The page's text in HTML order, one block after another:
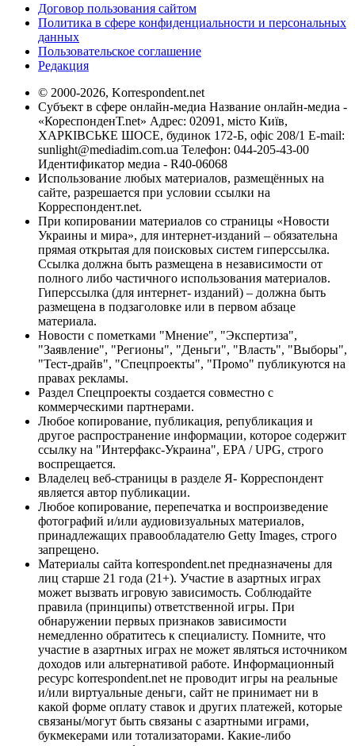
Договор пользования сайтом
Политика в сфере конфиденциальности и персональных
данных
Пользовательское соглашение
Редакция
© 2000-2026, Korrespondent.net
Субъект в сфере онлайн-медиа Название онлайн-медиа -
«КореспонденТ.net» Адрес: 02091, місто Київ,
ХАРКІВСЬКЕ ШОСЕ, будинок 172-Б, офіс 208/1 E-mail:
sunlight@mediadim.com.ua Телефон: 044-205-43-00
Идентификатор медиа - R40-06068
Использование любых материалов, размещённых на
сайте, разрешается при условии ссылки на
Корреспондент.net.
При копировании материалов со страницы «Новости
Украины и мира», для интернет-изданий – обязательна
прямая открытая для поисковых систем гиперссылка.
Ссылка должна быть размещена в независимости от
полного либо частичного использования материалов.
Гиперссылка (для интернет- изданий) – должна быть
размещена в подзаголовке или в первом абзаце
материала.
Новости с пометками "Мнение", "Экспертиза",
"Заявление", "Регионы", "Деньги", "Власть", "Выборы",
"Тест-драйв", "Спецпроекты", "Промо" публикуются на
правах рекламы.
Раздел Спецпроекты создается совместно с
коммерческими партнерами.
Любое копирование, публикация, републикация и
другое распространение информации, которое содержит
ссылку на "Интерфакс-Украина", EPA / UPG, строго
воспрещается.
Владелец веб-страницы в разделе Я- Корреспондент
является автор публикации.
Любое копирование, перепечатка и воспроизведение
фотографий и/или аудиовизуальных материалов,
принадлежащих правообладателю Getty Images, строго
запрещено.
Материалы сайта korrespondent.net предназначены для
лиц старше 21 года (21+). Участие в азартных играх
может вызвать игровую зависимость. Соблюдайте
правила (принципы) ответственной игры. При
обнаружении первых признаков зависимости
немедленно обратитесь к специалисту. Помните, что
участие в азартных играх не может являться источником
доходов или альтернативой работе. Информационный
ресурс korrespondent.net не проводит игры на реальные
и/или виртуальные деньги, сайт не принимает ни в
какой форме оплату ставок и других платежей, которые
связаны/могут быть связаны с азартными играми,
букмекерами или тотализаторами. Какие-либо